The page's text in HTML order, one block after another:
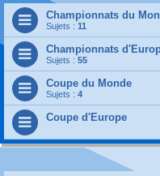
Championnats du
Sujets : 11
Championnats
Sujets : 55
Coupe du Monde
Sujets : 4
Coupe d'Europe